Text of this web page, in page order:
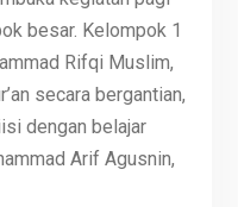
besar. Kelompok 1
Rifqi Muslim,
secara bergantian,
dengan belajar
Arif Agusnin,